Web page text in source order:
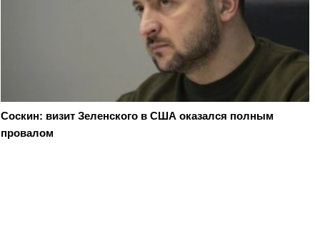
Соскин: визит Зеленского в США оказался полным
провалом